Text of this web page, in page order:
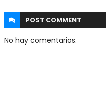
POST COMMENT
No hay comentarios.